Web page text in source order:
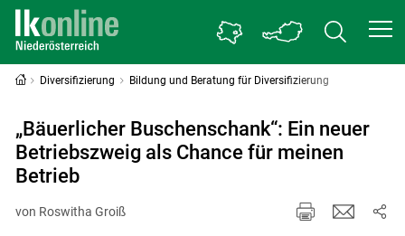
Diversifizierung Bildung und Beratung für Diversifizierung
„Bäuerlicher Buschenschank“: Ein neuer
Betriebszweig als Chance für meinen
Betrieb
von Roswitha Groiß